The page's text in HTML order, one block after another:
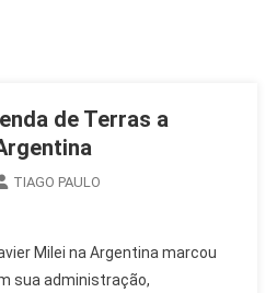
de Terras a
TIAGO PAULO
Milei na Argentina marcou
sua administração,